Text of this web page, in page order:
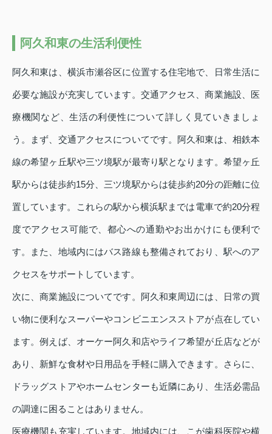
阿久和東の生活利便性
阿久和東は、横浜市瀬谷区に位置する住宅地で、日常生活に
必要な施設が充実しています。交通アクセス、商業施設、医
療機関など、生活の利便性について詳しく見ていきましょ
う。まず、交通アクセスについてです。阿久和東は、相鉄本
線の希望ヶ丘駅や三ツ境駅が最寄り駅となります。希望ヶ丘
駅からは徒歩約15分、三ツ境駅からは徒歩約20分の距離に位
置しています。これらの駅から横浜駅までは電車で約20分程
度でアクセス可能で、都心への通勤やお出かけにも便利で
す。また、地域内にはバス路線も整備されており、駅へのア
クセスをサポートしています。
次に、商業施設についてです。阿久和東周辺には、日常の買
い物に便利なスーパーやコンビニエンスストアが点在してい
ます。例えば、オーケー阿久和店やライフ希望が丘店などが
あり、新鮮な食材や日用品を手軽に購入できます。さらに、
ドラッグストアやホームセンターも近隣にあり、生活必需品
の調達に困ることはありません。
医療機関も充実しています。地域内には、こが歯科医院や横